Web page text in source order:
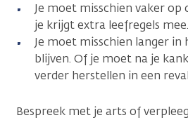
Je moet misschien vaker
je krijgt extra leefregels mee.
Je moet misschien langer in
blijven. Of je moet na je
verder herstellen in een
Bespreek met je arts of